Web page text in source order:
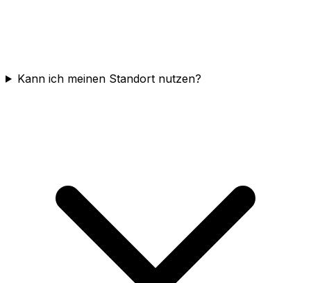
Kann ich meinen Standort nutzen?